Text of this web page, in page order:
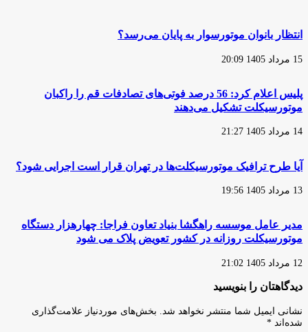
هزار
دستگاه
موتورسیکلت
بنزینی
برقی
انتظار بانوان موتورسوار به پایان می‌رسد؟
15 مرداد 1405 20:09
پلیس اعلام کرد: 56 درصد فوتی‌های تصادفات قم را راکبان
موتورسیکلت تشکیل می‌دهند
14 مرداد 1405 21:27
آیا طرح ترافیک موتورسیکلت‌ها در تهران قرار است اجرایی شود؟
13 مرداد 1405 19:56
مدیر عامل موسسه راهگشا بنیاد تعاون فراجا: چهارهزار دستگاه
موتورسیکلت روزانه در کشور تعویض پلاک می شود
12 مرداد 1405 21:02
دیدگاهتان را بنویسید
نشانی ایمیل شما منتشر نخواهد شد.
بخش‌های موردنیاز علامت‌گذاری
شده‌اند *